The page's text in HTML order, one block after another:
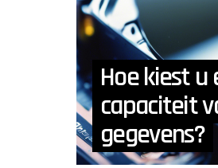
Hoe kiest
capaciteit
gegevens?